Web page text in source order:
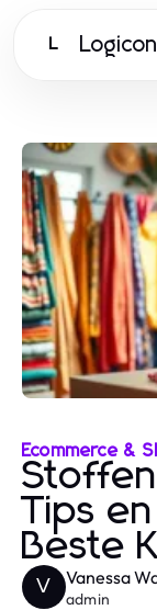
L
Ecommerce &
Tips
Beste
V Vanessa
admin